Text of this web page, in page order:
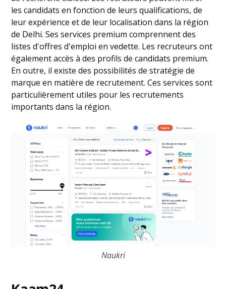
les candidats en fonction de leurs qualifications, de
leur expérience et de leur localisation dans la région
de Delhi. Ses services premium comprennent des
listes d'offres d'emploi en vedette. Les recruteurs ont
également accès à des profils de candidats premium.
En outre, il existe des possibilités de stratégie de
marque en matière de recrutement. Ces services sont
particulièrement utiles pour les recrutements
importants dans la région.
Naukri